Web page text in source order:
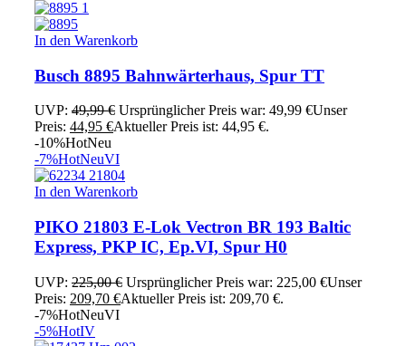
In den Warenkorb
Busch 8895 Bahnwärterhaus, Spur TT
UVP: 49,99€ Ursprünglicher Preis war: 49,99 €Unser
Preis: 44,95 €Aktueller Preis ist: 44,95 €.
-10%HotNeu
-7%HotNeuVI
In den Warenkorb
PIKO 21803 E-Lok Vectron BR 193 Baltic
Express, PKP IC, Ep.VI, Spur H0
UVP: 225,00€ Ursprünglicher Preis war: 225,00 €Unser
Preis: 209,70 €Aktueller Preis ist: 209,70 €.
-7%HotNeuVI
-5%HotIV